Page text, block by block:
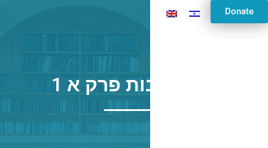
Donate
פרקי אבות פרק א 1